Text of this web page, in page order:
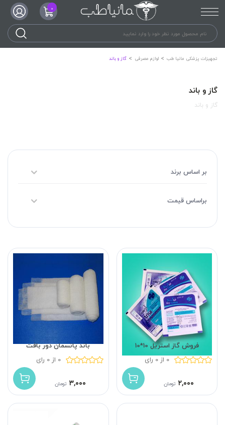
0
تجهیزات پزشکی مانیا طب لوازم مصرفی گاز و باند
گاز و باند
گاز و باند
بر اساس برند
براساس قیمت
فروش گاز استریل 10*10
0 از 0 رای
۲,۰۰۰ تومان
باند پانسمان دور بافت
0 از 0 رای
۳,۰۰۰ تومان